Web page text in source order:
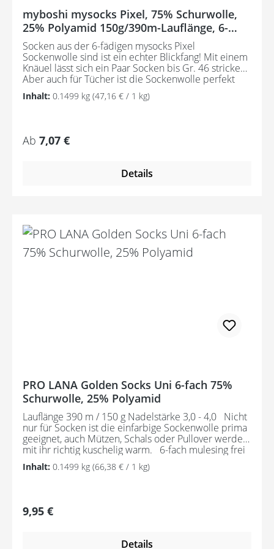
myboshi mysocks Pixel, 75% Schurwolle,
25% Polyamid 150g/390m-Lauflänge, 6-
fädig
Socken aus der 6-fädigen mysocks Pixel
Sockenwolle sind ist ein echter Blickfang! Mit einem
Knäuel lässt sich ein Paar Socken bis Gr. 46 stricken.
Aber auch für Tücher ist die Sockenwolle perfekt
geeignet. Zusammensetzung: 75% Schurwolle, 25%
Polyamid Lauflänge: 390 m/150 g Nadelstärke: 3,0 -
Strick- und Häkelprojekten eine extra Portion
Stabilität zu verleihen - Die perfekte Mischung von
strapazierfähigem Polyamid sorgt für eine lange
Lebensdauer und verhindert unerwünschtes
sind problemlos bei 40 Grad waschbar und
behalten dabei ihre exzellente Qualität - Dank der
speziellen Superwash-Ausrüstung bleibt die
mysocks Pixel auch nach mehrmaligem Waschen in
Inhalt: 0.1499 kg (47,16 € / 1 kg)
Regulärer Preis:
Ab 7,07 €
Details
PRO LANA Golden Socks Uni 6-fach 75%
Schurwolle, 25% Polyamid
Lauflänge 390 m / 150 g Nadelstärke 3,0 - 4,0 Nicht
nur für Socken ist die einfarbige Sockenwolle prima
geeignet, auch Mützen, Schals oder Pullover werden
mit ihr richtig kuschelig warm. 6-fach mulesing frei
waschmaschinenfest 40°C Schonwäsche OEKO TEX
Standard 100
Inhalt: 0.1499 kg (66,38 € / 1 kg)
Regulärer Preis:
9,95 €
Details